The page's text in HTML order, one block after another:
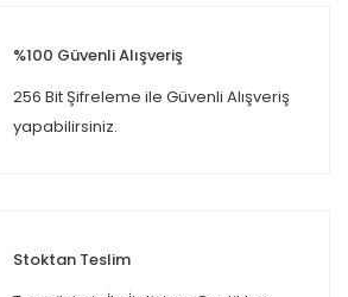
%100 Güvenli Alışveriş
256 Bit Şifreleme ile Güvenli Alışveriş
yapabilirsiniz.
Stoktan Teslim